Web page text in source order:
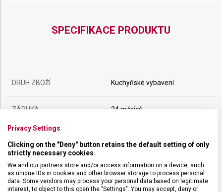
SPECIFIKACE PRODUKTU
DRUH ZBOŽÍ Kuchyňské vybavení
ZÁRUKA 24 měsíců
MATERIÁL RUKOJETI Termoplast (TPE)
DÉLKA ČEPELE 18 cm
Privacy Settings
Clicking on the "Deny" button retains the default setting of only
strictly necessary cookies.
We and our partners store and/or access information on a device, such
as unique IDs in cookies and other browser storage to process personal
data. Some vendors may process your personal data based on legitimate
interest, to object to this open the "Settings". You may accept, deny or